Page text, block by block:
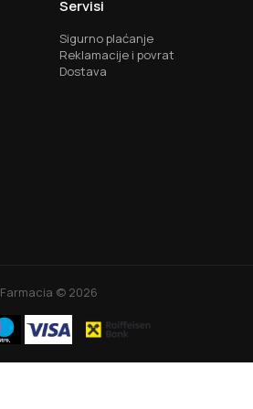
Servisi
Sigurno plaćanje
Reklamacije i povrat
Dostava
Farmacia © 2026